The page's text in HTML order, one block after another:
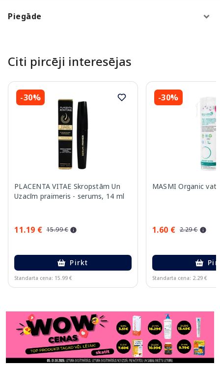
Piegāde
Citi pircēji interesējas
-30%
PLACENTA VITAE Skropstām Un
Uzacīm praimeris - serums, 14 ml
11.19 € 15.99 €
Pirkt
Standarta cena: 15.99 €
-30%
MASMI Organic
1.60 € 2.29 €
Standarta cena: 2.29 €